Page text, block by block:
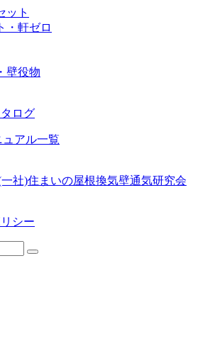
ット
・軒ゼロ
壁役物
ログ
アル一覧
社)住まいの屋根換気壁通気研究会
シー